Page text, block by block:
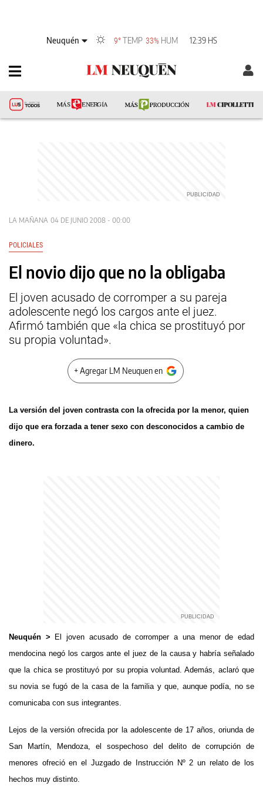
Neuquén 9° TEMP 33% HUM 12:39 HS
LA MAÑANA 04 DE JUNIO 2008 - 00:00
POLICIALES
El novio dijo que no la obligaba
El joven acusado de corromper a su pareja
adolescente negó los cargos ante el juez.
Afirmó también que «la chica se prostituyó por
su propia voluntad».
+ Agregar LM Neuquen en
La versión del joven contrasta con la ofrecida por la menor, quien
dijo que era forzada a tener sexo con desconocidos a cambio de
dinero.
Neuquén > El joven acusado de corromper a una menor de edad
mendocina negó los cargos ante el juez de la causa y habría señalado
que la chica se prostituyó por su propia voluntad. Además, aclaró que
su novia se fugó de la casa de la familia y que, aunque podía, no se
comunicaba con sus integrantes.
Lejos de la versión ofrecida por la adolescente de 17 años, oriunda de
San Martín, Mendoza, el sospechoso del delito de corrupción de
menores ofreció en el Juzgado de Instrucción Nº 2 un relato de los
hechos muy distinto.